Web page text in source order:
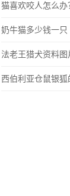
猫喜欢咬人怎么办
奶牛猫多少钱一只
法老王猎犬资料
西伯利亚仓鼠银狐